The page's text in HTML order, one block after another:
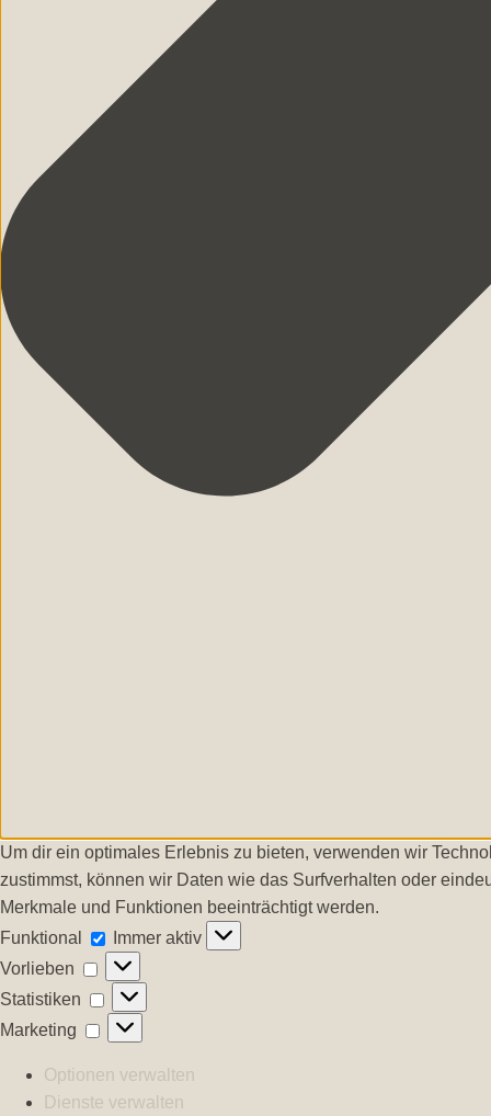
Um dir ein optimales Erlebnis zu bieten, verwenden wir
zustimmst, können wir Daten wie das Surfverhalten oder
Merkmale und Funktionen beeinträchtigt werden.
Funktional
Funktional
Immer aktiv
Vorlieben
Vorlieben
Statistiken
Statistiken
Marketing
Marketing
Optionen verwalten
Dienste verwalten